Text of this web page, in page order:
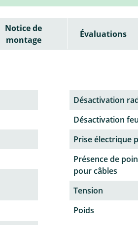
Notice de
montage
Évaluations
Désactivation
Désactivation
Prise électrique
Présence de
pour câbles
Tension
Poids